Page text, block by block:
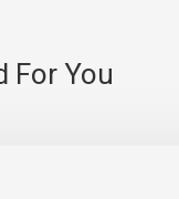
For You